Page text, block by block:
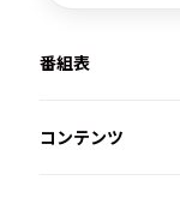
番組表
コンテンツ